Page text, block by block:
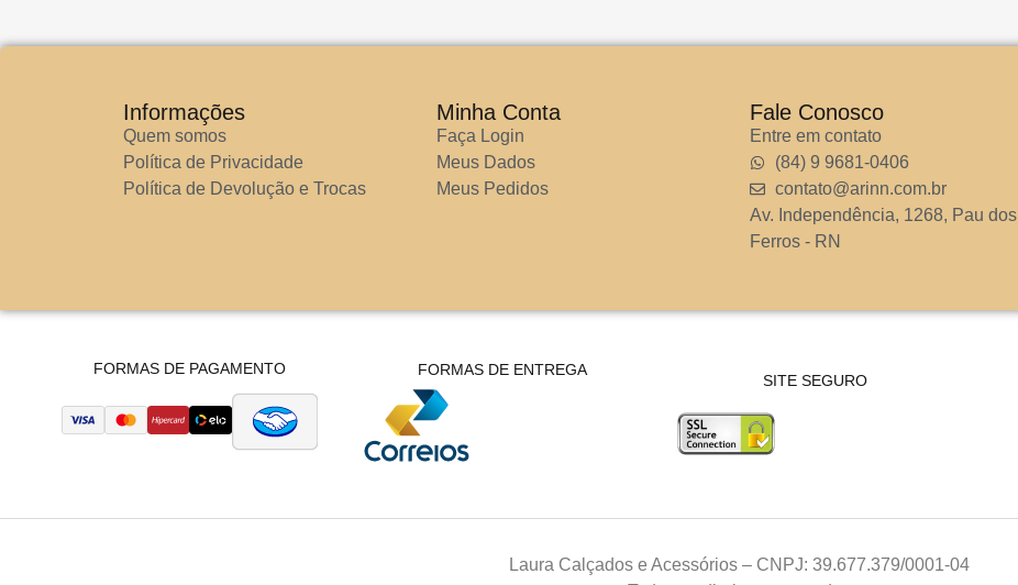
Informações
Quem somos
Política de Privacidade
Política de Devolução e Trocas
Minha Conta
Faça Login
Meus Dados
Meus Pedidos
Fale Conosco
Entre em contato
(84) 9 9681-0406
contato@arinn.com.br
Av. Independência, 1268, Pau dos
Ferros - RN
FORMAS DE PAGAMENTO FORMAS DE ENTREGA
SITE SEGURO
Laura Calçados e Acessórios – CNPJ: 39.677.379/0001-04